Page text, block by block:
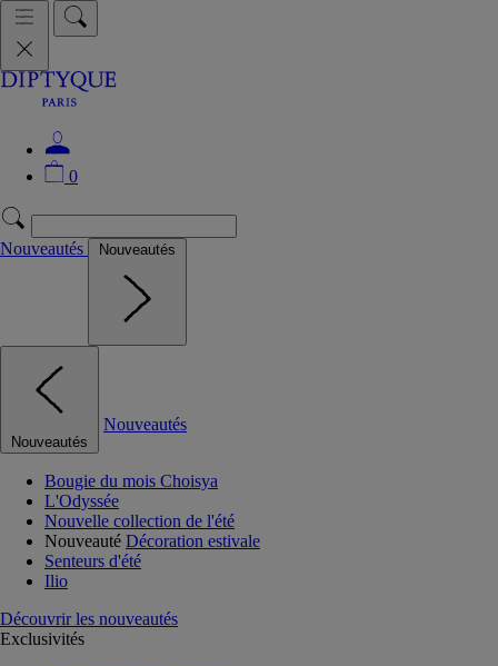
0
Nouveautés Nouveautés
Nouveautés
Nouveautés
Bougie du mois Choisya
L'Odyssée
Nouvelle collection de l'été
Nouveauté Décoration estivale
Senteurs d'été
Ilio
Découvrir les nouveautés
Exclusivités